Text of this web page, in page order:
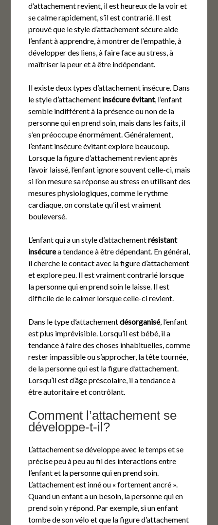
d’attachement revient, il est heureux de la voir et
se calme rapidement, s’il est contrarié. Il est
prouvé que le style d’attachement sécure aide
l’enfant à apprendre, à montrer de l’empathie, à
développer des liens, à faire face au stress, à
maîtriser la peur et à être indépendant.
Il existe deux types d’attachement insécure. Dans
le style d’attachement insécure évitant, l’enfant
semble indifférent à la présence ou non de la
personne qui en prend soin, mais dans les faits, il
s’en préoccupe énormément. Généralement,
l’enfant insécure évitant explore beaucoup.
Lorsque la figure d’attachement revient après
l’avoir laissé, l’enfant ignore souvent celle-ci, mais
si l’on mesure sa réponse au stress en utilisant des
mesures physiologiques, comme le rythme
cardiaque, on constate qu’il est vraiment
bouleversé.
L’enfant qui a un style d’attachementrésistant
insécurea tendance à être dépendant. En général,
il cherche le contact avec la figure d’attachement
et explore peu. Il est vraiment contrarié lorsque
la personne qui en prend soin le laisse. Il est
difficile de le calmer lorsque celle-ci revient.
Dans le type d’attachementdésorganisé, l’enfant
est plus imprévisible. Lorsqu’il est bébé, il a
tendance à faire des choses inhabituelles, comme
rester impassible ou s’approcher, la tête tournée,
de la personne qui est la figure d’attachement.
Lorsqu’il est d’âge préscolaire, il a tendance à
être autoritaire et contrôlant.
Comment l’attachement se
développe-t-il?
L’attachement se développe avec le temps et se
précise peu à peu au fil des interactions entre
l’enfant et la personne qui en prend soin.
L’attachement est inné ou « fortement ancré ».
Quand un enfant a un besoin, la personne qui en
prend soin y répond. Par exemple, si un enfant
tombe de son vélo et que la figure d’attachement